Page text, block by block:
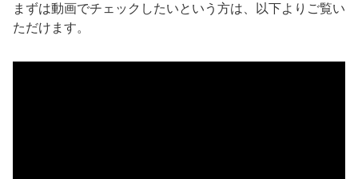
まずは動画でチェックしたいという方は、以下よりご覧い
ただけます。